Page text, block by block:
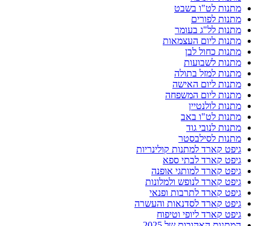
מתנות לט"ו בשבט
מתנות לפורים
מתנות לל"ג בעומר
מתנות ליום העצמאות
מתנות כחול לבן
מתנות לשבועות
מתנות למזל בתולה
מתנות ליום האישה
מתנות ליום המשפחה
מתנות לולנטיין
מתנות לט"ו באב
מתנות לנובי גוד
מתנות לסילבסטר
גיפט קארד למתנות קולינריות
גיפט קארד לבתי ספא
גיפט קארד למותגי אופנה
גיפט קארד לנופש ולמלונות
גיפט קארד לתרבות ופנאי
גיפט קארד לסדנאות והעשרה
גיפט קארד ליופי וטיפוח